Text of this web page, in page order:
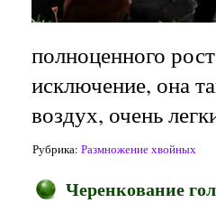
полноценного
исключение, она
воздух, очень
Рубрика: Размножение хвойных
Черенкование